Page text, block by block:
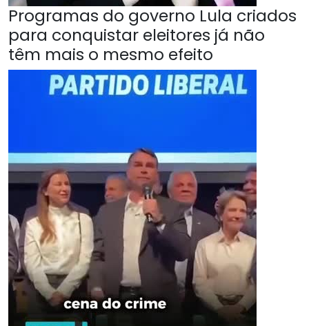
Programas do governo Lula criados
para conquistar eleitores já não
têm mais o mesmo efeito